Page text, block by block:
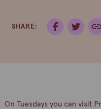
SHARE:
On Tuesdays you can visit